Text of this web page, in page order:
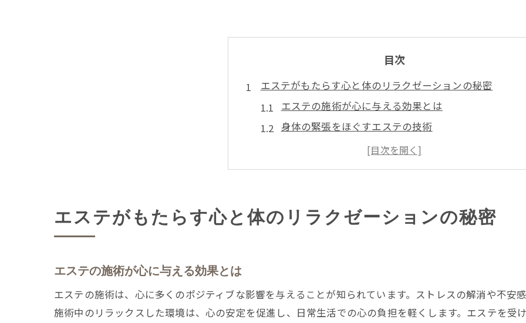
目次
エステがもたらす心と体のリラクゼーションの秘密
エステの施術が心に与える効果とは
身体の緊張をほぐすエステの技術
心身のバランスを整えるためのエステの役割
エステで感じる深い安らぎのメカニズム
エステを通じたリラクゼーションの科学的根拠
エステで日常のストレスを解消して新たな自分を発見する
新たな自分を発見するエステのリチュアル
エステ体験によるストレスフリーな生活
エステがもたらす心と体のリラクゼーションの秘密
エステの施術が心に与える効果とは
エステの施術は、心に多くのポジティブな影響を与えることが知られています。ストレスの解消や不安
施術中のリラックスした環境は、心の安定を促進し、日常生活での心の負担を軽くします。エステを受